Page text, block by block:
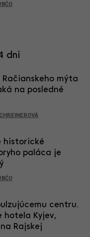
dni
Račianskeho mýta
na posledné
historické
paláca je
centru.
hotela Kyjev,
Rajskej